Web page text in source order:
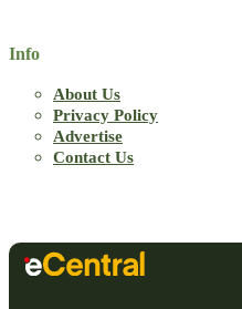
Info
About Us
Privacy Policy
Advertise
Contact Us